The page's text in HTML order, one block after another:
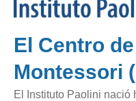
El Centro
Montessori
El Instituto Paolini nació